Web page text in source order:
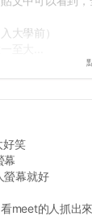
學前）
好笑
幕
螢幕就好
meet的人抓出